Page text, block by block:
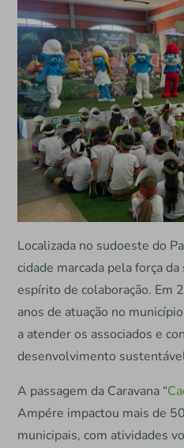
Localizada no sudoeste do
cidade marcada pela força
espírito de colaboração. Em
anos de atuação no
a atender os associados e
desenvolvimento
A passagem da Caravana “
Ampére impactou mais de
municipais, com atividades